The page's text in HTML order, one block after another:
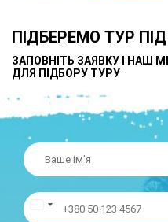
ПІДБЕРЕМО ТУР
ЗАПОВНІТЬ ЗАЯВКУ І НАШ
ДЛЯ ПІДБОРУ ТУРУ